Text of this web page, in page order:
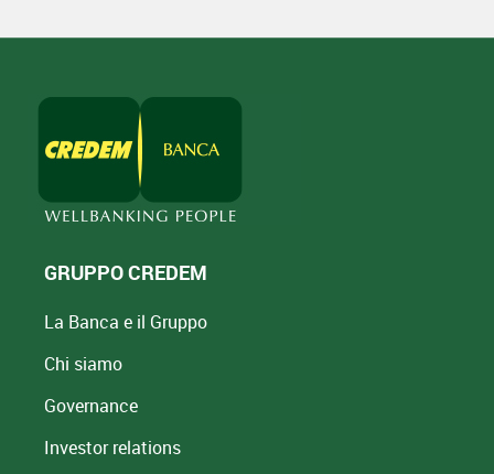
GRUPPO CREDEM
La Banca e il Gruppo
Chi siamo
Governance
Investor relations